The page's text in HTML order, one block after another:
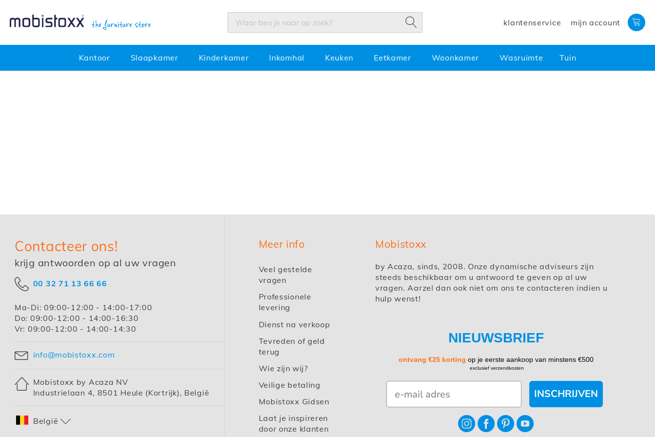
ZOEK
ZOEK
mijn account
klantenservice
Kantoor Slaapkamer Kinderkamer Inkomhal Keuken Eetkamer Woonkamer Wasruimte Tuin
Contacteer ons!
krijg antwoorden op al uw vragen
00 32 71 13 66 66
Ma-Di: 09:00-12:00 - 14:00-17:00
Do: 09:00-12:00 - 14:00-16:30
Vr: 09:00-12:00 - 14:00-14:30
info@mobistoxx.com
Mobistoxx by Acaza NV
Industrielaan 4, 8501 Heule (Kortrijk), België
WinkelBelgië
Meer info
Veel gestelde
vragen
Professionele
levering
Dienst na verkoop
Tevreden of geld
terug
Wie zijn wij?
Veilige betaling
Mobistoxx Gidsen
Laat je inspireren
door onze klanten
Mobistoxx
by Acaza, sinds, 2008. Onze dynamische adviseurs zijn
steeds beschikbaar om u antwoord te geven op al uw
vragen. Aarzel dan ook niet om ons te contacteren indien u
hulp wenst!
NIEUWSBRIEF
ontvang €25 korting op je eerste aankoop van minstens €500
exclusief verzendkosten
INSCHRIJVEN